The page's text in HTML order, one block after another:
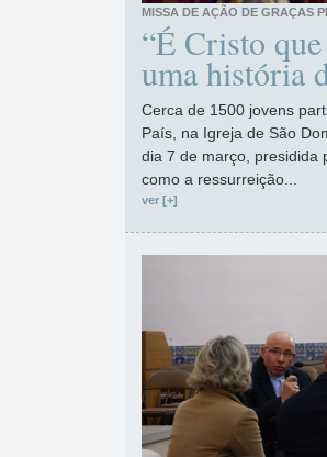
MISSA DE AÇÃO DE GRAÇAS
“É Cristo
uma história
Cerca de 1500 jovens
País, na Igreja de São
dia 7 de março, presidida
como a ressurreição...
ver [+]